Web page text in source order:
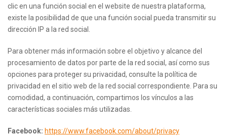
clic en una función social en el website de nuestra plataforma,
existe la posibilidad de que una función social pueda transmitir su
dirección IP a la red social.
Para obtener más información sobre el objetivo y alcance del
procesamiento de datos por parte de la red social, así como sus
opciones para proteger su privacidad, consulte la política de
privacidad en el sitio web de la red social correspondiente. Para su
comodidad, a continuación, compartimos los vínculos a las
características sociales más utilizadas.
Facebook: https://www.facebook.com/about/privacy